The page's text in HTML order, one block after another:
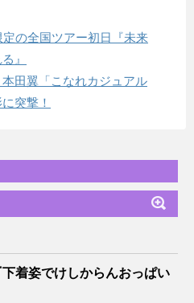
の全国ツアー初日『未来
』
田翼「こなれカジュアル
突撃！
着姿でけしからんおっぱい